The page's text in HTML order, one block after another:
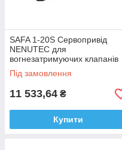
SAFA 1-20S Сервопривід
NENUTEC для
вогнезатримуючих клапанів
без термодатчика 20Nm 24v
Під замовлення
11 533,64 ₴
Купити